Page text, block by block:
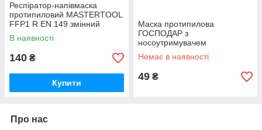
Респіратор-напівмаска
протипиловий MASTERTOOL
FFP1 R EN 149 змінний
протиаерозольний фільтр P1
В наявності
140 ₴
Купити
Маска протипилова
ГОСПОДАР з
носоутримувачем
Немає в наявності
49 ₴
Про нас